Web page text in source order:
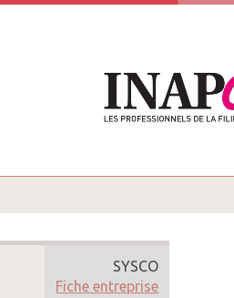
SYSCO
Fiche entreprise